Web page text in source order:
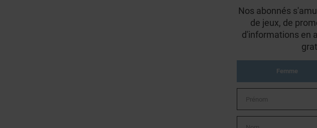
Nos abonnés
de jeux, de
d'informations en
Femme